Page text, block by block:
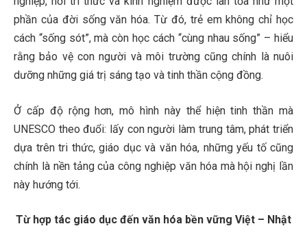
phần của đời sống văn hóa. Từ đó, trẻ em không chỉ học
cách “sống sót”, mà còn học cách “cùng nhau sống” – hiểu
rằng bảo vệ con người và môi trường cũng chính là nuôi
dưỡng những giá trị sáng tạo và tinh thần cộng đồng.
Ở cấp độ rộng hơn, mô hình này thể hiện tinh thần mà
UNESCO theo đuổi: lấy con người làm trung tâm, phát triển
dựa trên tri thức, giáo dục và văn hóa, những yếu tố cũng
chính là nền tảng của công nghiệp văn hóa mà hội nghị lần
này hướng tới.
Từ hợp tác giáo dục đến văn hóa bền vững Việt – Nhật